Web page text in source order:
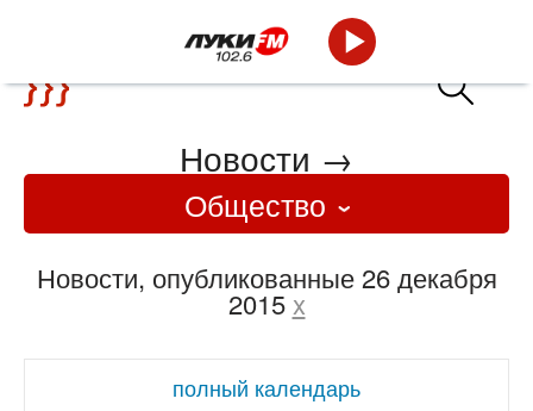
Новости →
Общество
Новости, опубликованные 26 декабря
2015 x
полный календарь